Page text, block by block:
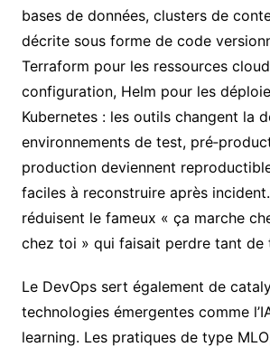
bases de données, clusters de
décrite sous forme de code
Terraform pour les ressources
configuration, Helm pour les
Kubernetes : les outils changent la
environnements de test,
production deviennent
faciles à reconstruire après
réduisent le fameux « ça marche
chez toi » qui faisait perdre tant de
Le DevOps sert également de
technologies émergentes comme
learning. Les pratiques de type